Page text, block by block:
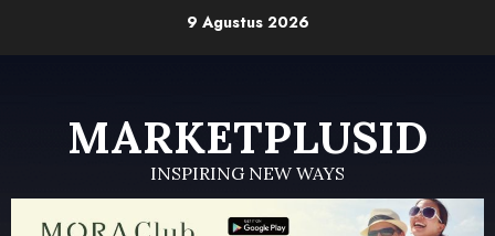
9 Agustus 2026
MARKETPLUSID
INSPIRING NEW WAYS